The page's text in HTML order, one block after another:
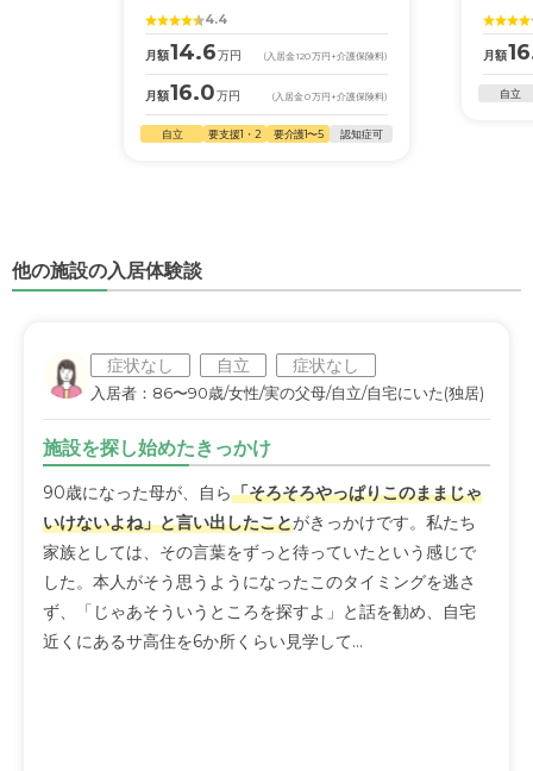
4.4
月額14.6万円 (入居金120万円 +介護保険料)
月額16.0万円 (入居金0万円 +介護保険料)
自立 要支援1・2 要介護1〜5 認知症可
月額
自立
他の施設の入居体験談
症状なし 自立 症状なし
入居者：86〜90歳/女性/実の父母/自立/自宅にいた(独居)
施設を探し始めたきっかけ
90歳になった母が、自ら「そろそろやっぱりこのままじゃ
いけないよね」と言い出したことがきっかけです。私たち
家族としては、その言葉をずっと待っていたという感じで
した。本人がそう思うようになったこのタイミングを逃さ
ず、「じゃあそういうところを探すよ」と話を勧め、自宅
近くにあるサ高住を6か所くらい見学して...